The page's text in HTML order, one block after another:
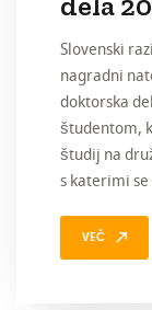
Slovenski
nagradni
doktorska
študentom,
študij na
s katerimi se
VEČ